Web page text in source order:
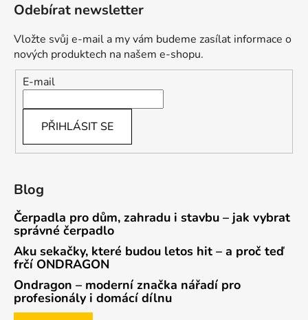
Odebírat newsletter
Vložte svůj e-mail a my vám budeme zasílat informace o
nových produktech na našem e-shopu.
E-mail
PŘIHLÁSIT SE
Blog
Čerpadla pro dům, zahradu i stavbu – jak vybrat
správné čerpadlo
Aku sekačky, které budou letos hit – a proč teď
frčí ONDRAGON
Ondragon – moderní značka nářadí pro
profesionály i domácí dílnu